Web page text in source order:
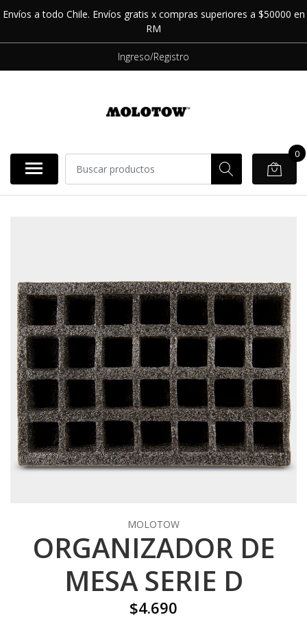
Envíos a todo Chile. Envíos gratis x compras superiores a $50000 en
RM
Ingreso/Registro
0
MOLOTOW
ORGANIZADOR DE
MESA SERIE D
$4.690